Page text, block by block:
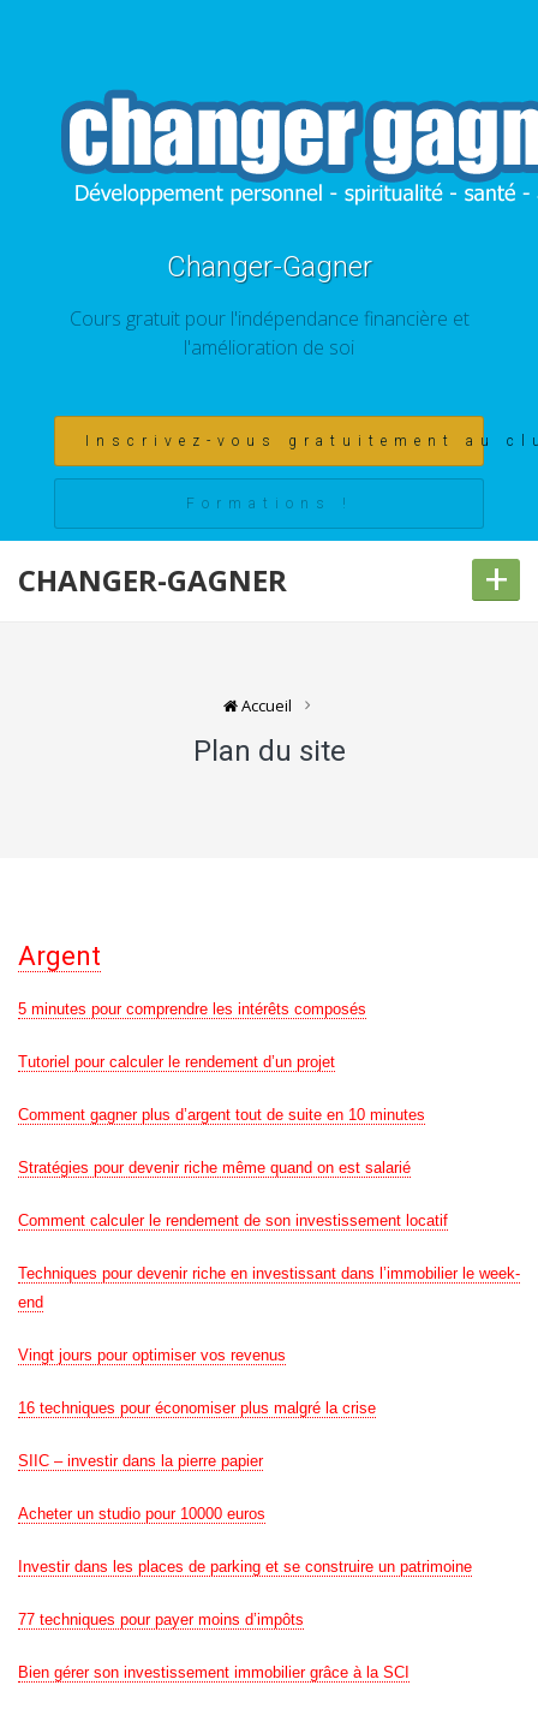
Changer-Gagner
Cours gratuit pour l'indépendance financière et
l'amélioration de soi
Inscrivez-vous gratuitement au
Formations !
CHANGER-GAGNER +
Accueil
Plan du site
Argent
5 minutes pour comprendre les intérêts composés
Tutoriel pour calculer le rendement d’un projet
Comment gagner plus d’argent tout de suite en 10 minutes
Stratégies pour devenir riche même quand on est salarié
Comment calculer le rendement de son investissement locatif
Techniques pour devenir riche en investissant dans l’immobilier le week-
end
Vingt jours pour optimiser vos revenus
16 techniques pour économiser plus malgré la crise
SIIC – investir dans la pierre papier
Acheter un studio pour 10000 euros
Investir dans les places de parking et se construire un patrimoine
77 techniques pour payer moins d’impôts
Bien gérer son investissement immobilier grâce à la SCI